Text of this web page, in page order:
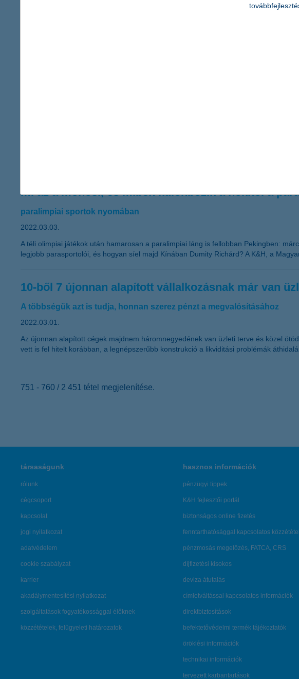
mi az a monosí, és miben különbözik a hokitól a
paralimpiai sportok nyomában
2022.03.03.
A téli olimpiai játékok után hamarosan a paralimpiai láng is fellobban Pekingben:
legjobb parasportolói, és hogyan síel majd Kínában Dumity Richárd? A K&H, a
10-ből 7 újonnan alapított vállalkozásnak már van
A többségük azt is tudja, honnan szerez pénzt a megvalósításához
2022.03.01.
Az újonnan alapított cégek majdnem háromnegyedének van üzleti terve és közel
vett is fel hitelt korábban, a legnépszerűbb konstrukció a likviditási problémák
751 - 760 / 2 451 tétel megjelenítése.
társaságunk
rólunk
cégcsoport
kapcsolat
jogi nyilatkozat
adatvédelem
cookie szabályzat
karrier
akadálymentesítési nyilatkozat
szolgáltatások fogyatékossággal élőknek
közzétételek, felügyeleti határozatok
hasznos információk
pénzügyi tippek
K&H fejlesztői portál
biztonságos online fizetés
fenntarthatósággal kapcsolatos
pénzmosás megelőzés, FATCA, CRS
díjfizetési kisokos
deviza átutalás
címletváltással kapcsolatos információk
direktbiztosítások
befektetővédelmi termék tájékoztatók
öröklési információk
technikai információk
tervezett karbantartások